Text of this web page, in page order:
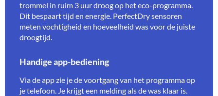
trommel in ruim 3 uur droog op het eco-programma.
Dit bespaart tijd en energie. PerfectDry sensoren
meten vochtigheid en hoeveelheid was voor de juiste
droogtijd.
Handige app-bediening
Via de app zie je de voortgang van het programma op
je telefoon. Je krijgt een melding als de was klaar is.